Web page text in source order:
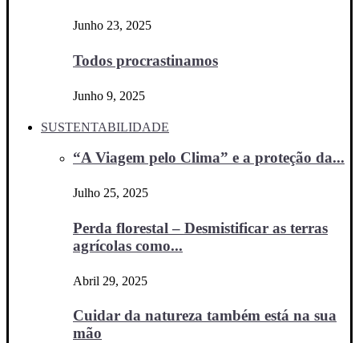
Junho 23, 2025
Todos procrastinamos
Junho 9, 2025
SUSTENTABILIDADE
“A Viagem pelo Clima” e a proteção da...
Julho 25, 2025
Perda florestal – Desmistificar as terras
agrícolas como...
Abril 29, 2025
Cuidar da natureza também está na sua
mão